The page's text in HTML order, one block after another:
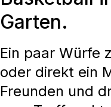
Garten.
Ein paar Würfe
oder direkt ein
Freunden und